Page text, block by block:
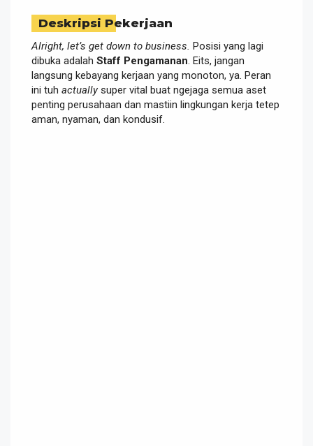
Deskripsi Pekerjaan
Alright, let’s get down to business. Posisi yang lagi
dibuka adalah Staff Pengamanan . Eits, jangan
langsung kebayang kerjaan yang monoton, ya. Peran
ini tuh actuallysuper vital buat ngejaga semua aset
penting perusahaan dan mastiin lingkungan kerja tetep
aman, nyaman, dan kondusif.